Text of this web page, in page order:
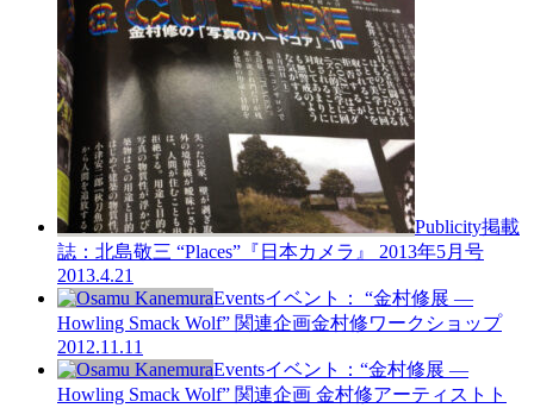
Publicity掲載
誌：北島敬三 “Places”『日本カメラ』 2013年5月号
2013.4.21
Eventsイベント： “金村修展 —
Howling Smack Wolf” 関連企画金村修ワークショップ
2012.11.11
Eventsイベント：“金村修展 —
Howling Smack Wolf” 関連企画 金村修アーティストト